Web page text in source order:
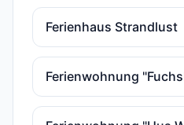
Ferienhaus Strandlust
Ferienwohnung